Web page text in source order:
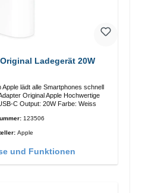
Ladegerät 20W
lädt alle Smartphones schnell
Verarbeitung Anschlüsse: USB-C Output: 20W Farbe: Weiss
123506
Apple
und Funktionen